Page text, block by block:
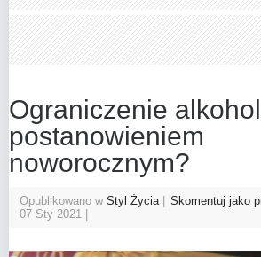
Ograniczenie
postanowieniem
noworocznym?
Opublikowano w Styl Życia
Skomentuj jako
07 Sty 2021